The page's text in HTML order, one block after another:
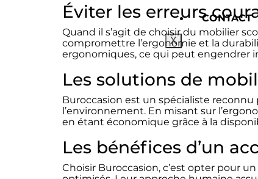
CONTACT
X
Éviter les erreurs
Quand il s’agit de choisir du mobilier
compromettre l’ergonomie et la
ergonomiques, ce qui peut engendrer
Les solutions de
Buroccasion est un spécialiste
l’environnement. En misant sur
en étant économique grâce à la
Les bénéfices d’un
Choisir Buroccasion, c’est opter pour un